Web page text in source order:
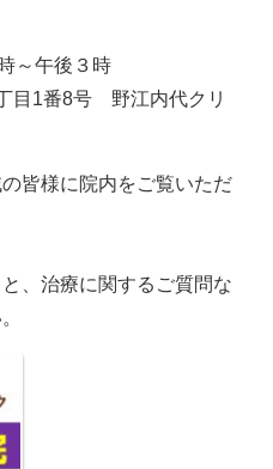
～午後３時
目1番8号 野江内代クリ
皆様に院内をご覧いただ
、治療に関するご質問な